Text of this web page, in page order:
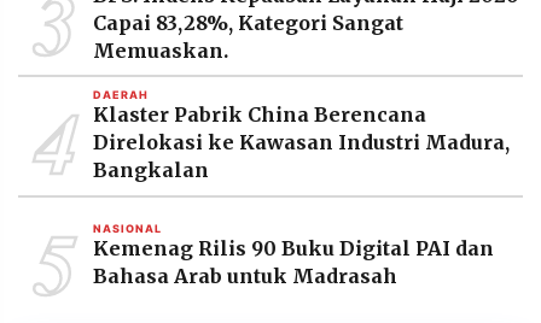
Capai 83,28%, Kategori Sangat
Memuaskan.
4 DAERAH
Klaster Pabrik China Berencana
Direlokasi ke Kawasan Industri Madura,
Bangkalan
5 NASIONAL
Kemenag Rilis 90 Buku Digital PAI dan
Bahasa Arab untuk Madrasah